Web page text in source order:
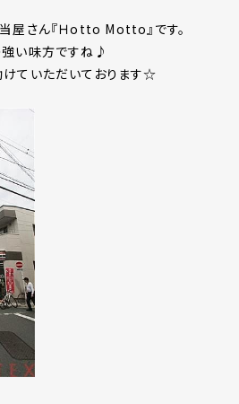
屋さん『Ｈotto Motto』です。
い味方ですね♪
ていただいております☆